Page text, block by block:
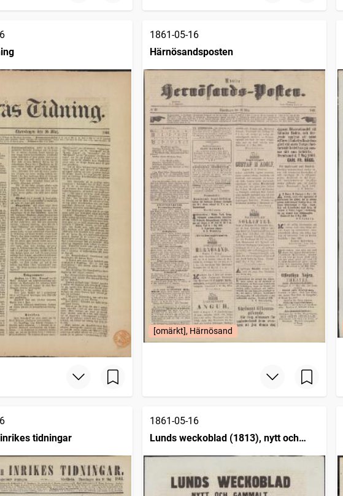
1861-05-16
Härnösandsposten
[omärkt], Härnösand
tidningar
1861-05-16
Lunds weckoblad (1813), nytt och